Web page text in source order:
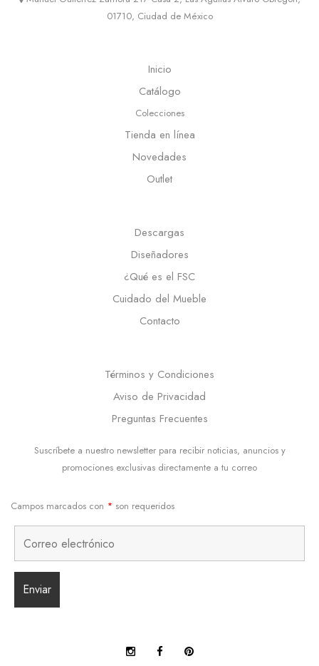
01710, Ciudad de México
Inicio
Catálogo
Colecciones
Tienda en línea
Novedades
Outlet
Descargas
Diseñadores
¿Qué es el FSC
Cuidado del Mueble
Contacto
Términos y Condiciones
Aviso de Privacidad
Preguntas Frecuentes
Suscríbete a nuestro newsletter para recibir noticias, anuncios y
promociones exclusivas directamente a tu correo
Campos marcados con * son requeridos